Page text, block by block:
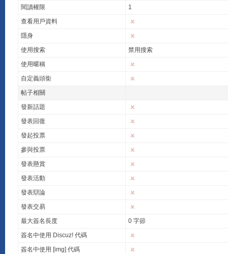
閱讀權限
1
查看用戶資料
隱身
使用搜索
禁用搜索
使用暱稱
自定義頭銜
帖子相關
發新話題
發表回復
發起投票
參與投票
發表懸賞
發表活動
發表辯論
發表交易
最大簽名長度
0 字節
簽名中使用 Discuz! 代碼
簽名中使用 [img] 代碼